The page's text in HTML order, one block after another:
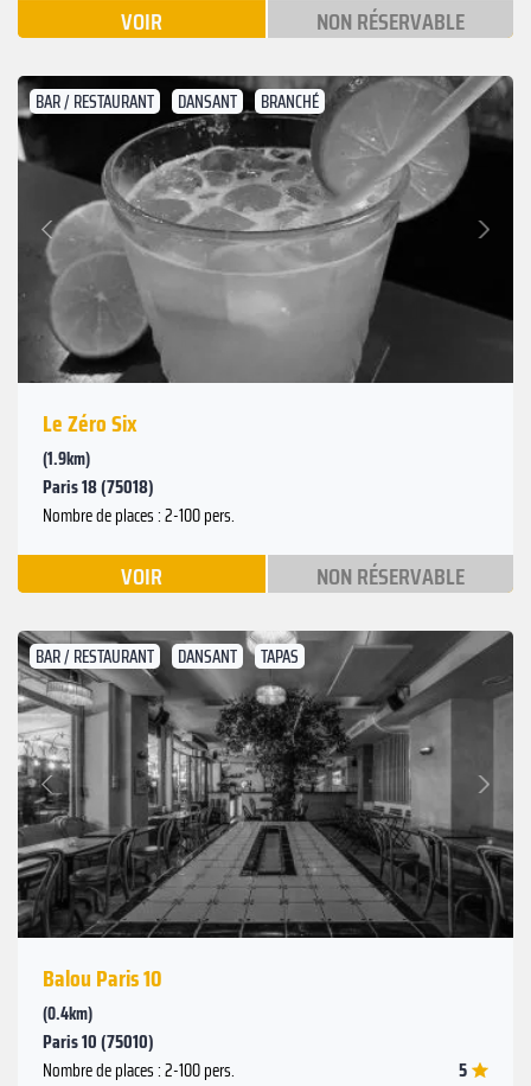
VOIR NON RÉSERVABLE
BAR / RESTAURANT DANSANT BRANCHÉ
Précédent
Suivant
Le Zéro Six
(1.9km)
Paris 18 (75018)
Nombre de places : 2-100 pers.
VOIR NON RÉSERVABLE
BAR / RESTAURANT DANSANT TAPAS
Précédent
Suivant
Balou Paris 10
(0.4km)
Paris 10 (75010)
Nombre de places : 2-100 pers. 5